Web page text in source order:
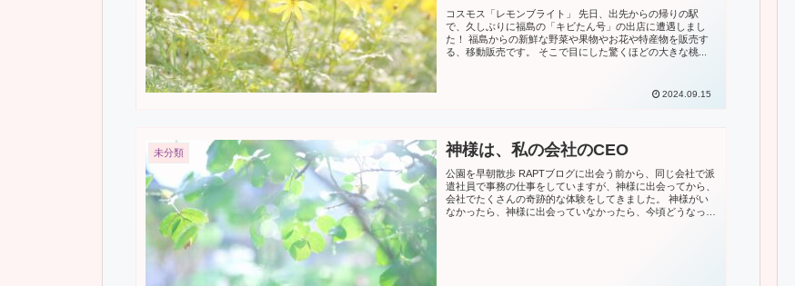
コスモス「レモンブライト」 先日、出先からの帰りの駅
で、久しぶりに福島の「キビたん号」の出店に遭遇しまし
た！ 福島からの新鮮な野菜や果物やお花や特産物を販売す
る、移動販売です。 そこで目にした驚くほどの大きな桃...
2024.09.15
未分類 神様は、私の会社のCEO
公園を早朝散歩 RAPTブログに出会う前から、同じ会社で派
遣社員で事務の仕事をしていますが、神様に出会ってから、
会社でたくさんの奇跡的な体験をしてきました。 神様がい
なかったら、神様に出会っていなかったら、今頃どうなって